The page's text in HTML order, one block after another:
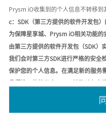
Prysm iO收集到的个人信息不转移到
c：SDK（第三方提供的软件开发包）
为保障星享城、 Prysm iO相关功能的
由第三方提供的软件开发包（SDK）
我们会对第三方SDK进行严格的安全
保护您的个人信息。在满足新的服务
的最新情况。请注意，第三方SDK可